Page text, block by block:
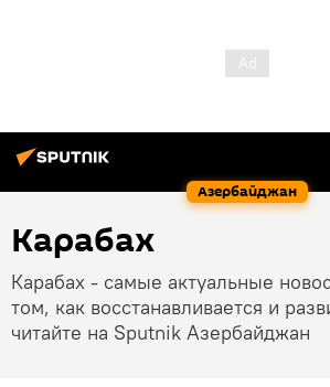
Азербайджан
Карабах
Карабах - самые актуальные
том, как восстанавливается и
читайте на Sputnik Азербайджан